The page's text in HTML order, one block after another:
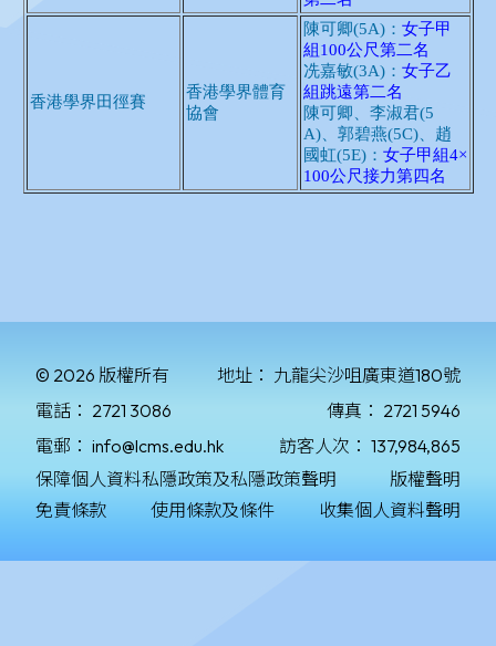
© 2026 版權所有 地址： 九龍尖沙咀廣東道180號
電話： 2721 3086 傳真： 2721 5946
電郵： info@lcms.edu.hk 訪客人次： 137,984,865
保障個人資料私隱政策及私隱政策聲明
版權聲明
免責條款
使用條款及條件 收集個人資料聲明